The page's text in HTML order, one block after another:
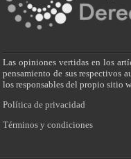
Las opiniones vertidas en los
pensamiento de sus respectivos
los responsables del propio sitio
Política de privacidad
Términos y condiciones